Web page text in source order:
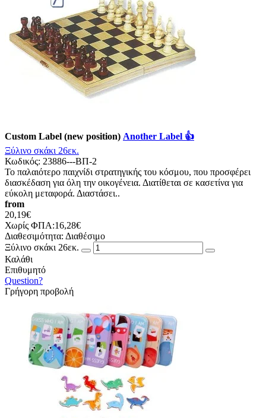
Custom Label (new position) Another Label 👍
Ξύλινο σκάκι 26εκ.
Κωδικός: 23886---ΒΠ-2
Το παλαιότερο παιχνίδι στρατηγικής του κόσμου, που προσφέρει
διασκέδαση για όλη την οικογένεια. Διατίθεται σε κασετίνα για
εύκολη μεταφορά. Διαστάσει..
from
20,19€
Χωρίς ΦΠΑ:16,28€
Διαθεσιμότητα: Διαθέσιμο
Ξύλινο σκάκι 26εκ.
Καλάθι
Επιθυμητό
Question?
Γρήγορη προβολή